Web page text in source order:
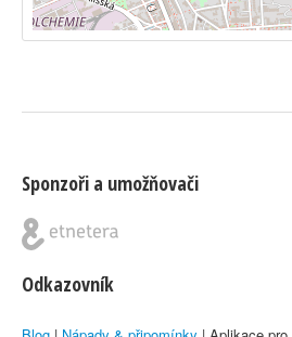
Sponzoři a umožňovači
Odkazovník